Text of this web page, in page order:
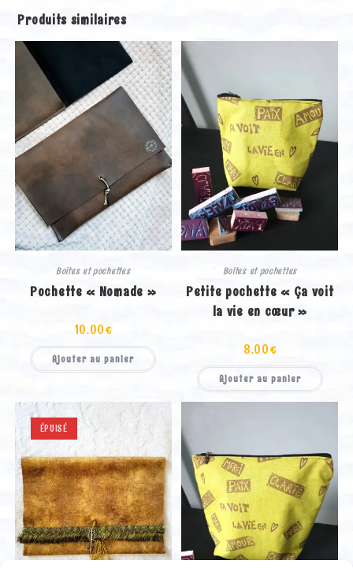
Produits similaires
Boites et pochettes
Pochette « Nomade »
10.00€
Ajouter au panier
Boites et pochettes
Petite pochette « Ça voit
la vie en cœur »
8.00€
Ajouter au panier
ÉPUISÉ